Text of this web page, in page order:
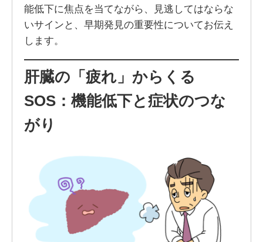
能低下に焦点を当てながら、見逃してはならな
いサインと、早期発見の重要性についてお伝え
します。
肝臓の「疲れ」からくる
SOS：機能低下と症状のつな
がり